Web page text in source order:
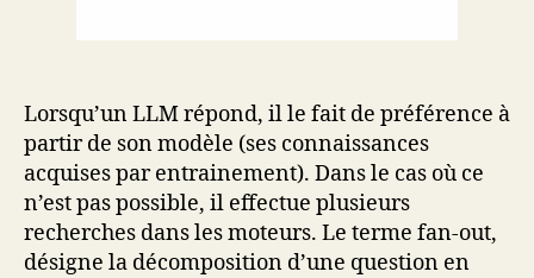
Lorsqu’un LLM répond, il le fait de préférence à
partir de son modèle (ses connaissances
acquises par entrainement). Dans le cas où ce
n’est pas possible, il effectue plusieurs
recherches dans les moteurs. Le terme fan‑out,
désigne la décomposition d’une question en